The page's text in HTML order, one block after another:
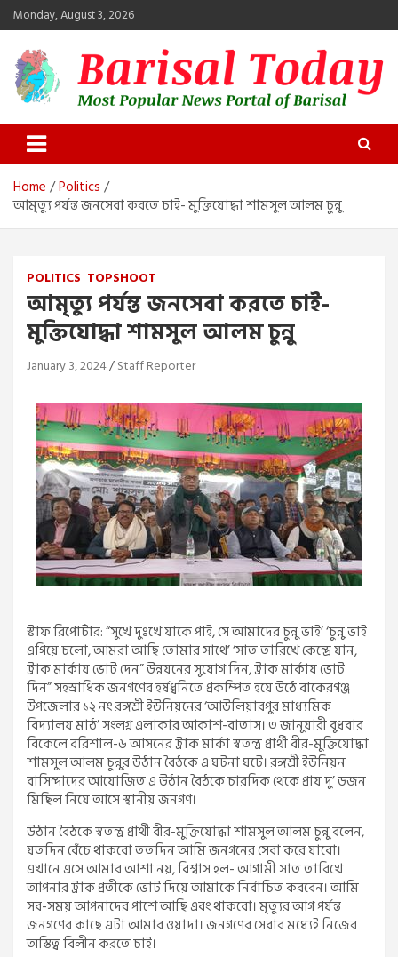
Skip
to
content
Monday, August 3, 2026
Barisal Today
The Most Popular News Portal in Barisal
Home Politics
আমৃত্যু পর্যন্ত জনসেবা করতে চাই- মুক্তিযোদ্ধা শামসুল আলম চুন্নু
POLITICS TOPSHOOT
আমৃত্যু পর্যন্ত জনসেবা করতে চাই-
মুক্তিযোদ্ধা শামসুল আলম চুন্নু
January 3, 2024 Staff Reporter
স্টাফ রিপোর্টার: “সুখে দুঃখে যাকে পাই, সে আমাদের চুন্নু ভাই’ ‘চুন্নু ভাই
এগিয়ে চলো, আমরা আছি তোমার সাথে’ ‘সাত তারিখে কেন্দ্রে যান,
ট্রাক মার্কায় ভোট দেন” উন্নয়নের সুযোগ দিন, ট্রাক মার্কায় ভোট
দিন” সহস্রাধিক জনগণের হর্ষধ্বনিতে প্রকম্পিত হয়ে উঠে বাকেরগঞ্জ
উপজেলার ১২ নং রঙ্গশ্রী ইউনিয়নের ‘আউলিয়ারপুর মাধ্যমিক
বিদ্যালয় মাঠ’ সংলগ্ন এলাকার আকাশ-বাতাস। ৩ জানুয়ারী বুধবার
বিকেলে বরিশাল-৬ আসনের ট্রাক মার্কা স্বতন্ত্র প্রার্থী বীর-মুক্তিযোদ্ধা
শামসুল আলম চুন্নুর উঠান বৈঠকে এ ঘটনা ঘটে। রঙ্গশ্রী ইউনিয়ন
বাসিন্দাদের আয়োজিত এ উঠান বৈঠকে চারদিক থেকে প্রায় দু’ ডজন
মিছিল নিয়ে আসে স্থানীয় জনগণ।
উঠান বৈঠকে স্বতন্ত্র প্রার্থী বীর-মুক্তিযোদ্ধা শামসুল আলম চুন্নু বলেন,
যতদিন বেঁচে থাকবো ততদিন আমি জনগনের সেবা করে যাবো।
এখানে এসে আমার আশা নয়, বিশ্বাস হল- আগামী সাত তারিখে
আপনার ট্রাক প্রতীকে ভোট দিয়ে আমাকে নির্বাচিত করবেন। আমি
সব-সময় আপনাদের পাশে আছি এবং থাকবো। মৃত্যুর আগ পর্যন্ত
জনগণের কাছে এটা আমার ওয়াদা। জনগণের সেবার মধ্যেই নিজের
অস্তিত্ব বিলীন করতে চাই।